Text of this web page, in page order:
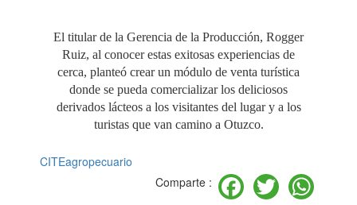
El titular de la Gerencia de la Producción, Rogger
Ruiz, al conocer estas exitosas experiencias de
cerca, planteó crear un módulo de venta turística
donde se pueda comercializar los deliciosos
derivados lácteos a los visitantes del lugar y a los
turistas que van camino a Otuzco.
CITEagropecuario
Comparte :
Facebook
Twitter